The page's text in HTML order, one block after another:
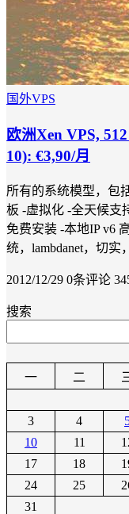
国外VPS
欧洲Xen VPS,
10): €3,90/月
所有的系统模型，包
板 -虚拟化 -全天候支
免费安装 -本地IP v6
统，lambdanet，切实
2012/12/29 0条评论
搜索
一
二
3
4
10
11
17
18
24
25
31